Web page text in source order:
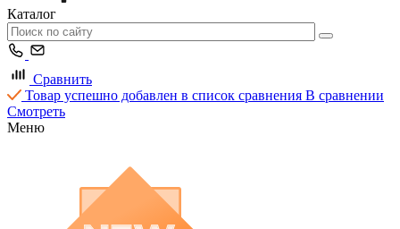
Каталог
Сравнить
Товар успешно добавлен в список сравнения В сравнении
Смотреть
Меню